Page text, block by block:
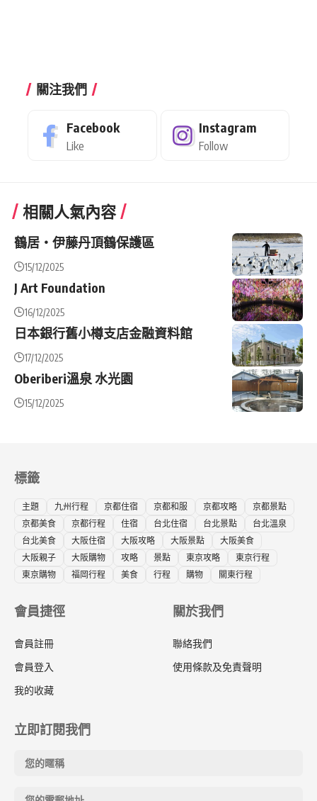
關注我們
Facebook
Like
Instagram
Follow
相關人氣內容
鶴居・伊藤丹頂鶴保護區
15/12/2025
J Art Foundation
16/12/2025
日本銀行舊小樽支店金融資料館
17/12/2025
Oberiberi溫泉 水光園
15/12/2025
標籤
主題 九州行程 京都住宿 京都和服 京都攻略
京都景點
京都美食
京都行程 住宿 台北住宿 台北景點
台北溫泉
台北美食
大阪住宿 大阪攻略 大阪景點
大阪美食
大阪親子
大阪購物 攻略 景點 東京攻略
東京行程
東京購物
福岡行程 美食 行程 購物 關東行程
會員捷徑
會員註冊
會員登入
我的收藏
關於我們
聯絡我們
使用條款及免責聲明
立即訂閱我們